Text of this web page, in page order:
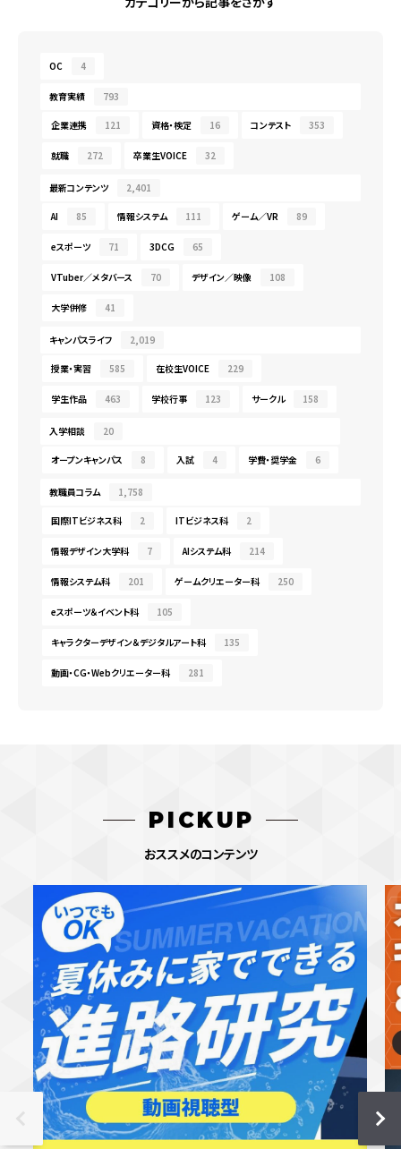
OC 4
教育実績 793
企業連携 121 資格・検定 16 コンテスト 353
就職 272 卒業生VOICE 32
最新コンテンツ 2,401
AI 85 情報システム 111 ゲーム／VR 89
eスポーツ 71 3DCG 65
VTuber／メタバース 70 デザイン／映像 108
大学併修 41
キャンパスライフ 2,019
授業・実習 585 在校生VOICE 229
学生作品 463 学校行事 123 サークル 158
入学相談 20
オープンキャンパス 8 入試 4 学費・奨学金 6
教職員コラム 1,758
国際ITビジネス科 2 ITビジネス科 2
情報デザイン大学科 7 AIシステム科 214
情報システム科 201 ゲームクリエーター科 250
eスポーツ＆イベント科 105
キャラクターデザイン＆デジタルアート科 135
動画・CG・Webクリエーター科 281
PICKUP
おススメのコンテンツ